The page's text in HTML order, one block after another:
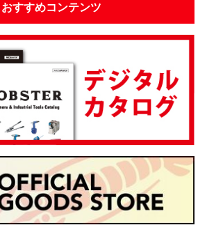
おすすめコンテンツ